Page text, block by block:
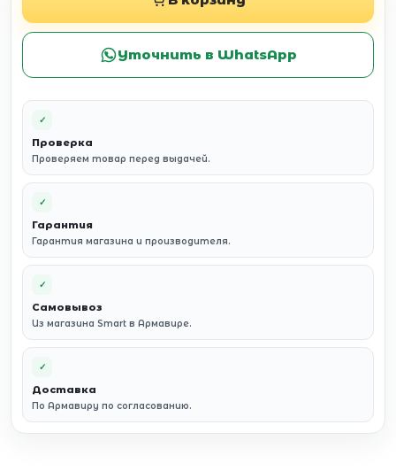
Уточнить в WhatsApp
✓
Проверка
Проверяем товар перед выдачей.
✓
Гарантия
Гарантия магазина и производителя.
✓
Самовывоз
Из магазина Smart в Армавире.
✓
Доставка
По Армавиру по согласованию.